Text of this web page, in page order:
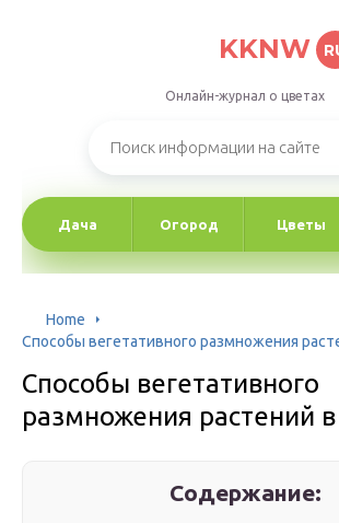
KKNW
Онлайн-журнал о цветах
Дача Огород Цветы
Home
Способы вегетативного размножения
Способы вегетативного
размножения растений
Содержание: